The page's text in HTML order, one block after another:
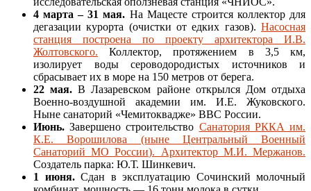
4 марта – 31 мая. На Мацесте строится коллектор для
дегазации курорта (очистки от едких газов). Насосная
станция построена по проекту архитектора И.В.
Жолтовского. Коллектор, протяжением в 3,5 км,
изолирует воды сероводородистых источников и
сбрасывает их в море на 150 метров от берега.
22 мая. В Лазаревском районе открылся Дом отдыха
Военно-воздушной академии им. И.Е. Жуковского.
Ныне санаторий «Чемитоквадже» ВВС России.
Июнь. Завершено строительство Санатория РККА им.
К.Е. Ворошилова (ныне Центральный Военный
Санаторий МО России). Архитектор М.И. Мержанов.
Создатель парка: Ю.Т. Шинкевич.
1 июня.Сдан в эксплуатацию Сочинский молочный